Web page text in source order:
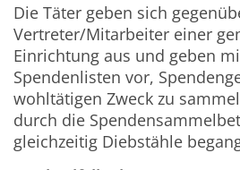
Die Täter geben sich
Vertreter/Mitarbeiter einer
Einrichtung aus und geben
Spendenlisten vor,
wohltätigen Zweck zu
durch die
gleichzeitig Diebstähle